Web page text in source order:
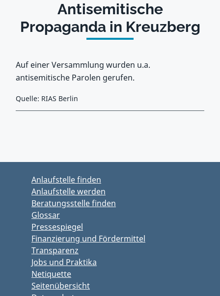
Antisemitische
Propaganda in Kreuzberg
Auf einer Versammlung wurden u.a.
antisemitische Parolen gerufen.
Quelle: RIAS Berlin
Anlaufstelle finden
Anlaufstelle werden
Beratungsstelle finden
Glossar
Pressespiegel
Finanzierung und Fördermittel
Transparenz
Jobs und Praktika
Netiquette
Seitenübersicht